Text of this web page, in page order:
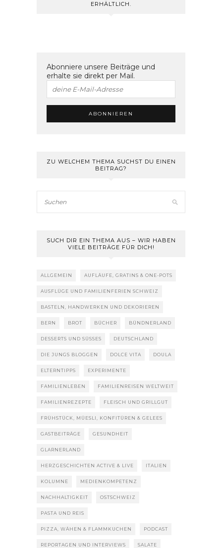
ERHÄLTLICH.
Abonniere unsere Beiträge und
erhalte sie direkt per Mail.
ZU WELCHEM THEMA SUCHST DU EINEN
BEITRAG?
SUCH DIR EIN THEMA AUS – WIR HABEN
VIELE BEITRÄGE FÜR DICH!
ALLGEMEIN AUFLÄUFE, GRATINS & ONE-POTS
AUSFLÜGE UND FAMILIENFERIEN SCHWEIZ
BASTELN, HANDWERKEN UND DEKORIEREN
BERN BROT BÜCHER BÜNDNERLAND
DESSERTS UND SÜSSES DEUTSCHLAND
DIE JUNGS BLOGGEN DOLCE VITA DOULA
ELTERNTIPPS EXPERIMENTE
FAMILIENLEBEN FAMILIENREISEN WELTWEIT
FAMILIENREZEPTE FLEISCH UND GRILLGUT
FRÜHSTÜCK, MÜESLI, KONFITÜREN & GELEES
GASTBEITRÄGE GESUNDHEIT
GLARNERLAND
HERZGESCHICHTEN ACTIVE & LIVE ITALIEN
KOLUMNE MEDIENKOMPETENZ
NACHHALTIGKEIT OSTSCHWEIZ
PASTA UND REIS
PIZZA, WÄHEN & FLAMMKUCHEN PODCAST
REPORTAGEN UND INTERVIEWS SALATE